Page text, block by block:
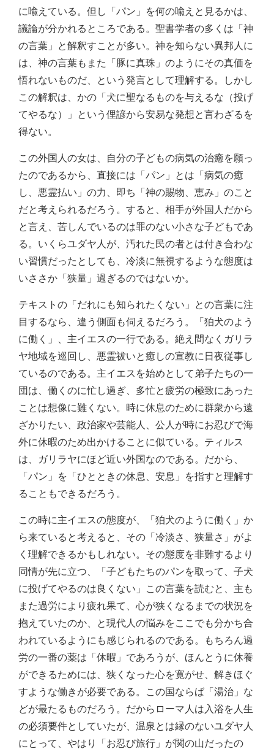
に喩えている。但し「パン」を何の喩えと見るかは、
議論が分かれるところである。聖書学者の多くは「神
の言葉」と解釈すことが多い。神を知らない異邦人に
は、神の言葉もまた「豚に真珠」のようにその真価を
悟れないものだ、という発言として理解する。しかし
この解釈は、かの「犬に聖なるものを与えるな（投げ
てやるな）」という俚諺から安易な発想と言わざるを
得ない。
この外国人の女は、自分の子どもの病気の治癒を願っ
たのであるから、直接には「パン」とは「病気の癒
し、悪霊払い」の力、即ち「神の賜物、恵み」のこと
だと考えられるだろう。すると、相手が外国人だから
と言え、苦しんでいるのは罪のない小さな子どもであ
る。いくらユダヤ人が、汚れた民の者とは付き合わな
い習慣だったとしても、冷淡に無視するような態度は
いささか「狭量」過ぎるのではないか。
テキストの「だれにも知られたくない」との言葉に注
目するなら、違う側面も伺えるだろう。「狛犬のよう
に働く」、主イエスの一行である。絶え間なくガリラ
ヤ地域を巡回し、悪霊祓いと癒しの宣教に日夜従事し
ているのである。主イエスを始めとして弟子たちの一
団は、働くのに忙し過ぎ、多忙と疲労の極致にあった
ことは想像に難くない。時に休息のために群衆から遠
ざかりたい、政治家や芸能人、公人が時にお忍びで海
外に休暇のため出かけることに似ている。ティルス
は、ガリラヤにほど近い外国なのである。だから、
「パン」を「ひとときの休息、安息」を指すと理解す
ることもできるだろう。
この時に主イエスの態度が、「狛犬のように働く」か
ら来ていると考えると、その「冷淡さ、狭量さ」がよ
く理解できるかもしれない。その態度を非難するより
同情が先に立つ、「子どもたちのパンを取って、子犬
に投げてやるのは良くない」この言葉を読むと、主も
また過労により疲れ果て、心が狭くなるまでの状況を
抱えていたのか、と現代人の悩みをここでも分かち合
われているようにも感じられるのである。もちろん過
労の一番の薬は「休暇」であろうが、ほんとうに休養
ができるためには、狭くなった心を寛がせ、解きほぐ
すような働きが必要である。この国ならば「湯治」な
どが最たるものだろう。だからローマ人は入浴を人生
の必須要件としていたが、温泉とは縁のないユダヤ人
にとって、やはり「お忍び旅行」が関の山だったの